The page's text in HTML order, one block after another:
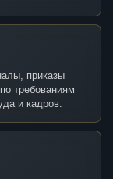
приказы
требованиям
и кадров.